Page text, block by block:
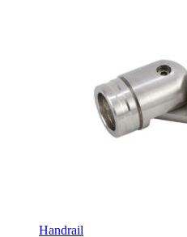
Handrail